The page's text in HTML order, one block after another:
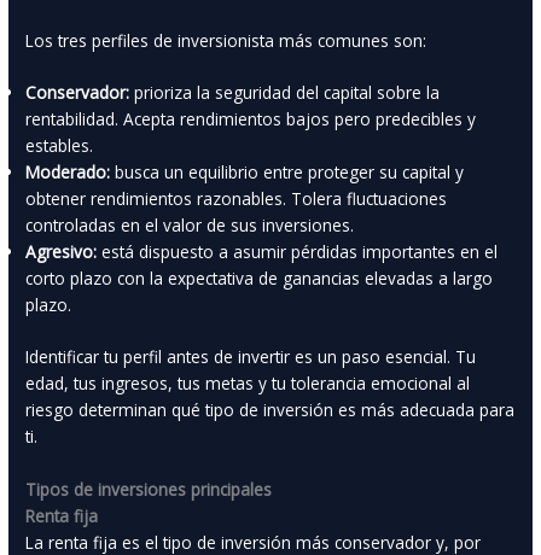
Los tres perfiles de inversionista más comunes son:
Conservador: prioriza la seguridad del capital sobre la
rentabilidad. Acepta rendimientos bajos pero predecibles y
estables.
Moderado: busca un equilibrio entre proteger su capital y
obtener rendimientos razonables. Tolera fluctuaciones
controladas en el valor de sus inversiones.
Agresivo: está dispuesto a asumir pérdidas importantes en el
corto plazo con la expectativa de ganancias elevadas a largo
plazo.
Identificar tu perfil antes de invertir es un paso esencial. Tu
edad, tus ingresos, tus metas y tu tolerancia emocional al
riesgo determinan qué tipo de inversión es más adecuada para
ti.
Tipos de inversiones principales
Renta fija
La renta fija es el tipo de inversión más conservador y, por